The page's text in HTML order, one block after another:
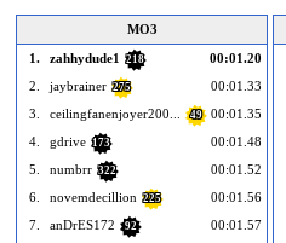
MO3
1.
zahhydude1 218
00:01.20
2.
jaybrainer 275
00:01.33
3.
ceilingfanenjoyer200... 49
00:01.35
4.
gdrive 173
00:01.48
5.
numbrr 322
00:01.52
6.
novemdecillion 225
00:01.56
7.
anDrES172 92
00:01.57